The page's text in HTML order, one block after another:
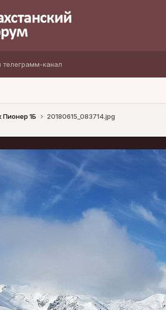
телеграмм-канал
1Б 20180615_083714.jpg